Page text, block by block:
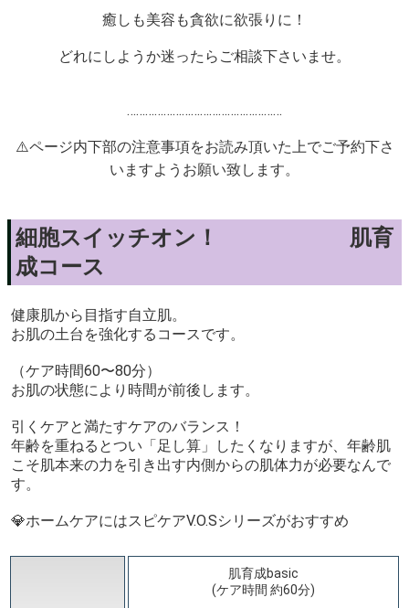
癒しも美容も貪欲に欲張りに！
どれにしようか迷ったらご相談下さいませ。
……………………………………………
⚠️ページ内下部の注意事項をお読み頂いた上でご予約下さ
いますようお願い致します。
細胞スイッチオン！ 肌育
成コース
健康肌から目指す自立肌。
お肌の土台を強化するコースです。
（ケア時間60〜80分）
お肌の状態により時間が前後します。
引くケアと満たすケアのバランス！
年齢を重ねるとつい「足し算」したくなりますが、年齢肌
こそ肌本来の力を引き出す内側からの肌体力が必要なんで
す。
💎ホームケアにはスピケアV.O.Sシリーズがおすすめ
肌育成basic
(ケア時間 約60分)